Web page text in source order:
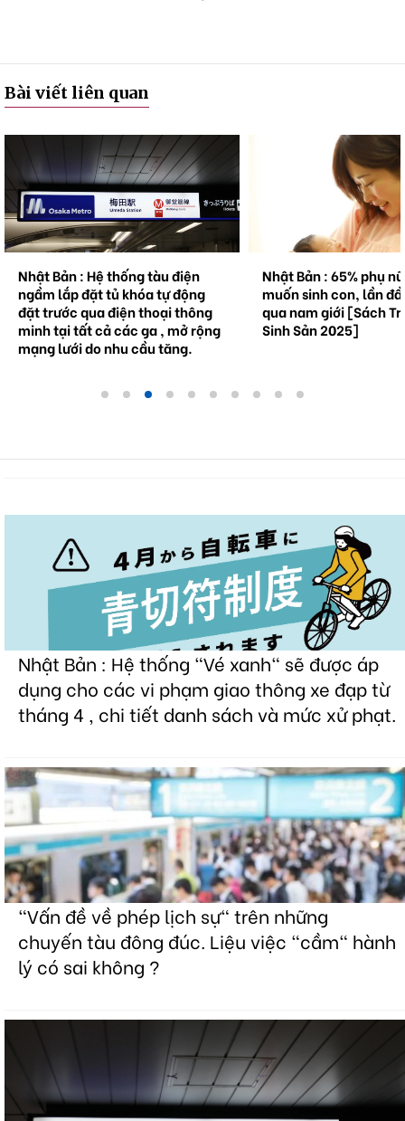
Bài viết liên quan
Nhật Bản : Hệ thống tàu điện
ngầm lắp đặt tủ khóa tự động
đặt trước qua điện thoại thông
minh tại tất cả các ga , mở rộng
mạng lưới do nhu cầu tăng.
Nhật Bản : 65% phụ
muốn sinh con, lần
qua nam giới [Sách
Sinh Sản 2025]
Nhật Bản : Hệ thống "Vé xanh" sẽ được áp
dụng cho các vi phạm giao thông xe đạp từ
tháng 4 , chi tiết danh sách và mức xử phạt.
"Vấn đề về phép lịch sự" trên những
chuyến tàu đông đúc. Liệu việc "cầm" hành
lý có sai không ?